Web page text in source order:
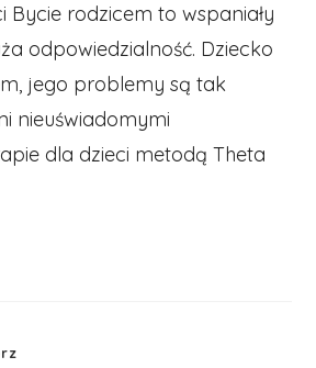
Bycie rodzicem to wspaniały
odpowiedzialność. Dziecko
jego problemy są tak
nieuświadomymi
dla dzieci metodą Theta